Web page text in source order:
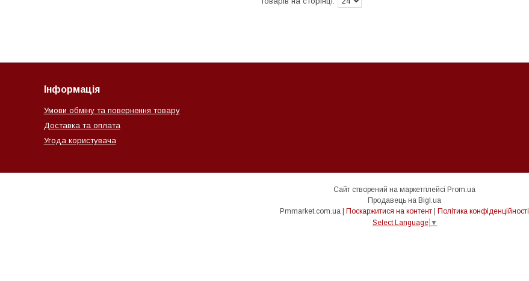
Інформація
Умови обміну та повернення товару
Доставка та оплата
Угода користувача
Сайт створений на маркетплейсі Prom.ua
Продавець на Bigl.ua
Поскаржитися на контент
Політика конфіденційності
Select Language ▼